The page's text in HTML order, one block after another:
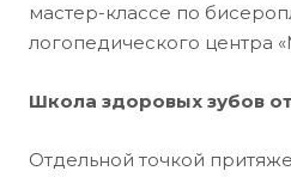
мастер-классе по
логопедического центра
Школа здоровых зубов
Отдельной точкой